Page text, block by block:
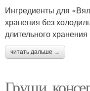
Ингредиенты для
хранения без
длительного
читать дальше →